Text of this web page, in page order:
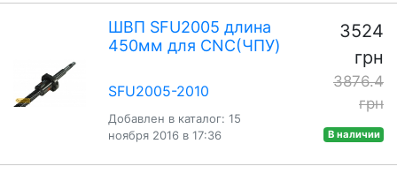
ШВП SFU2005 длина
450мм для CNC(ЧПУ)
SFU2005-2010
Добавлен в каталог: 15
ноября 2016 в 17:36
3524
грн
3876.4
грн
В наличии